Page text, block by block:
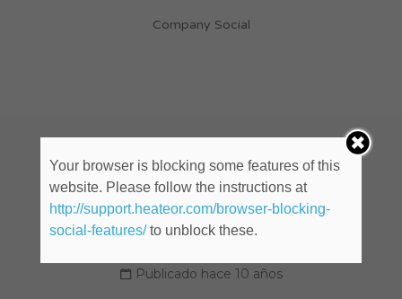
Company Social
Diseñador Gráfico Digital (ID:
874083)
Publicado hace 10 años
Your browser is blocking some features of this
website. Please follow the instructions at
http://support.heateor.com/browser-blocking-
social-features/to unblock these.